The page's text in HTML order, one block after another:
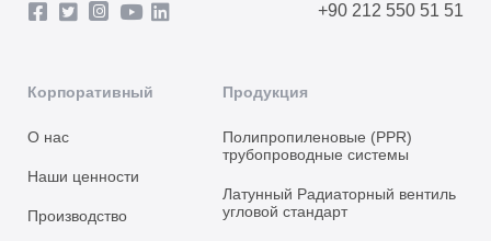
+90 212 550 51 51
Корпоративный
О нас
Наши ценности
Производство
Продукция
Полипропиленовые (PPR)
трубопроводные системы
Латунный Радиаторный вентиль
угловой стандарт